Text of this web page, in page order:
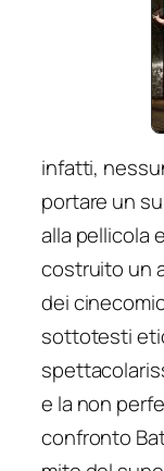
infatti,
portare un
alla pellicola
costruito un
dei
sottotesti
e la non
confronto